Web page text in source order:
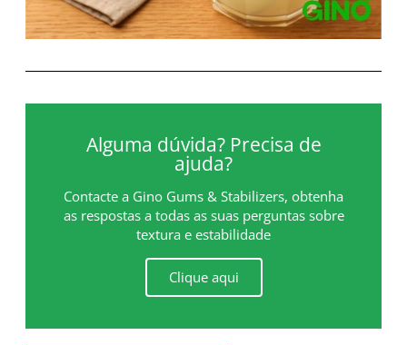
Alguma dúvida? Precisa de
ajuda?
Contacte a Gino Gums & Stabilizers, obtenha
as respostas a todas as suas perguntas sobre
textura e estabilidade
Clique aqui